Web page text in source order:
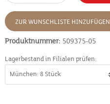
ZUR WUNSCHLISTE HINZUFÜGEN
Produktnummer: 509375-05
Lagerbestand in Filialen prüfen: